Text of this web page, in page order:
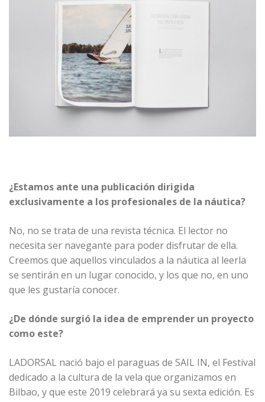
¿Estamos ante una publicación dirigida
exclusivamente a los profesionales de la náutica?
No, no se trata de una revista técnica. El lector no
necesita ser navegante para poder disfrutar de ella.
Creemos que aquellos vinculados a la náutica al leerla
se sentirán en un lugar conocido, y los que no, en uno
que les gustaría conocer.
¿De dónde surgió la idea de emprender un proyecto
como este?
LADORSAL nació bajo el paraguas de SAIL IN, el Festival
dedicado a la cultura de la vela que organizamos en
Bilbao, y que este 2019 celebrará ya su sexta edición. Es